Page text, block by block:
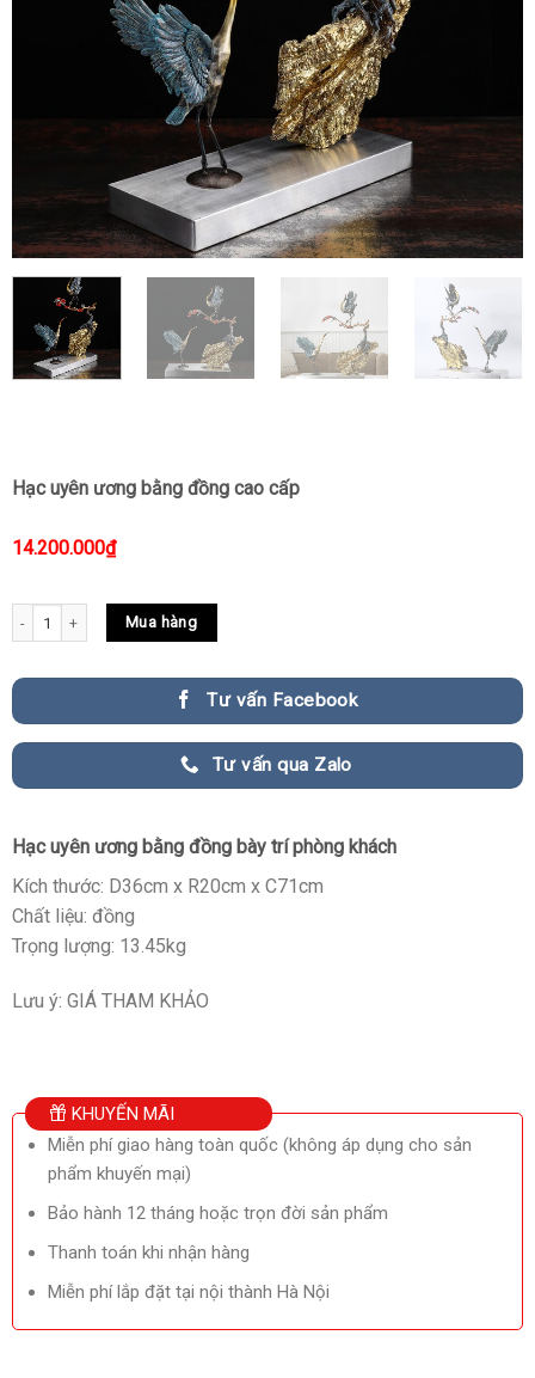
Hạc uyên ương bằng đồng cao cấp
14.200.000₫
Hạc uyên ương bằng đồng cao cấp quantity
Mua hàng
Tư vấn Facebook
Tư vấn qua Zalo
Hạc uyên ương bằng đồng bày trí phòng khách
Kích thước: D36cm x R20cm x C71cm
Chất liệu: đồng
Trọng lượng: 13.45kg
Lưu ý: GIÁ THAM KHẢO
KHUYẾN MÃI
Miễn phí giao hàng toàn quốc (không áp dụng cho sản
phẩm khuyến mại)
Bảo hành 12 tháng hoặc trọn đời sản phẩm
Thanh toán khi nhận hàng
Miễn phí lắp đặt tại nội thành Hà Nội